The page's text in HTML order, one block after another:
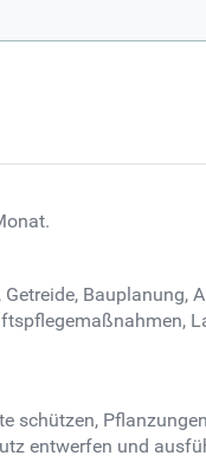
Bauplanung,
schützen,
entwerfen und